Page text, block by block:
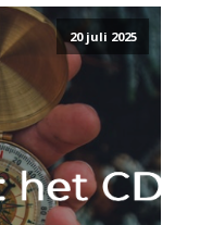
20 juli 2025